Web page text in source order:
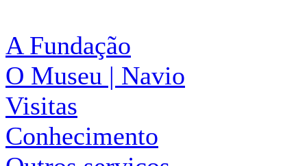
A Fundação
O Museu | Navio
Visitas
Conhecimento